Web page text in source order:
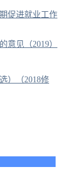
促进就业工作
意见（2019）
）（2018修